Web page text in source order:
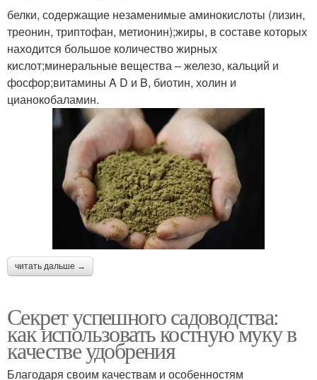
белки, содержащие незаменимые аминокислоты (лизин,
треонин, триптофан, метионин);жиры, в составе которых
находится большое количество жирных
кислот;минеральные вещества – железо, кальций и
фосфор;витамины A D и B, биотин, холин и
цианокобаламин.
читать дальше →
Секрет успешного садоводства:
как использовать костную муку в
качестве удобрения
Благодаря своим качествам и особенностям